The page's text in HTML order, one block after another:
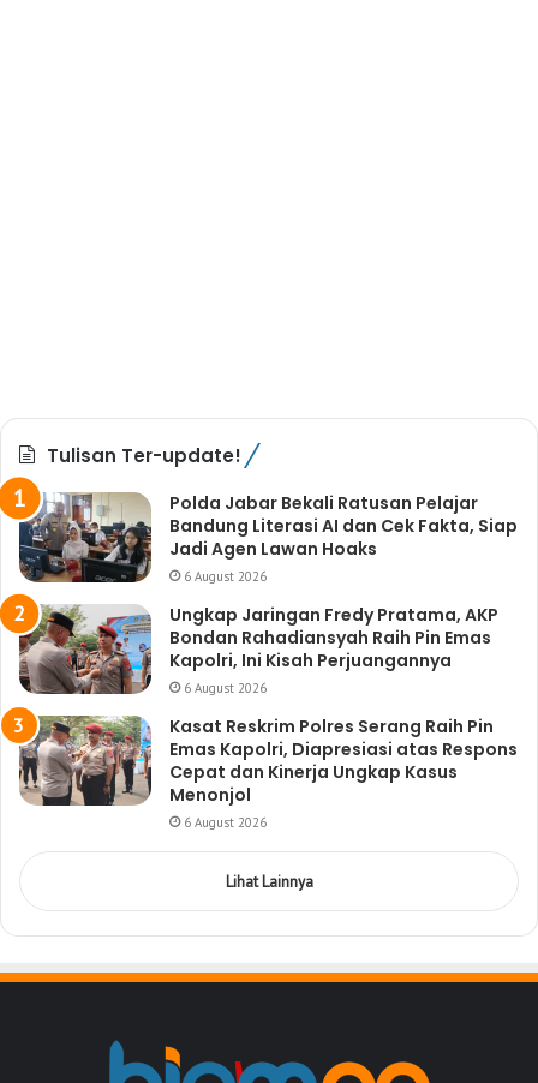
Tulisan Ter-update!
Polda Jabar Bekali Ratusan Pelajar
Bandung Literasi AI dan Cek Fakta, Siap
Jadi Agen Lawan Hoaks
6 August 2026
Ungkap Jaringan Fredy Pratama, AKP
Bondan Rahadiansyah Raih Pin Emas
Kapolri, Ini Kisah Perjuangannya
6 August 2026
Kasat Reskrim Polres Serang Raih Pin
Emas Kapolri, Diapresiasi atas Respons
Cepat dan Kinerja Ungkap Kasus
Menonjol
6 August 2026
Lihat Lainnya